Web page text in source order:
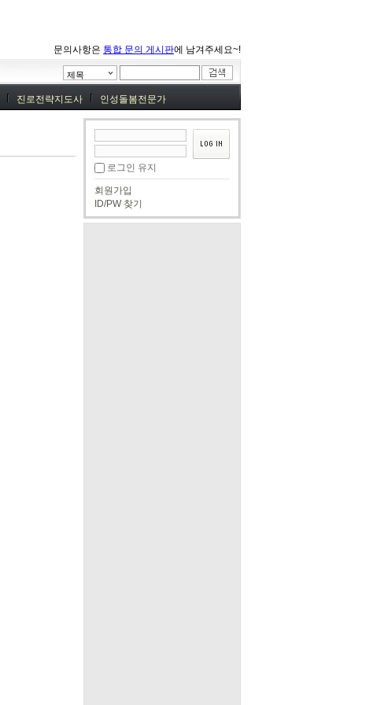
문의사항은 통합 문의 게시판에 남겨주세요~!
진로전략지도사
인성돌봄전문가
제목
로그인 유지
회원가입
ID/PW 찾기